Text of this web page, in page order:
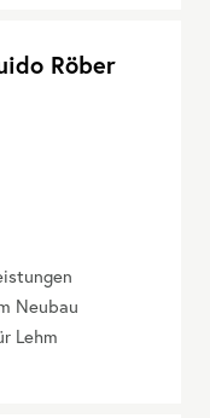
Röber
Neubau
Lehm